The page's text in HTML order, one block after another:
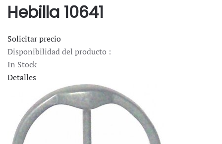
Hebilla 10641
Solicitar precio
Disponibilidad del producto :
In Stock
Detalles